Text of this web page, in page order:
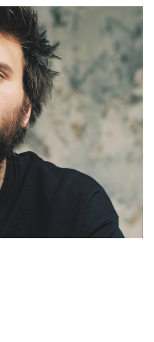
La Gaceta del Concierto
cultural
Orquesta y músicos